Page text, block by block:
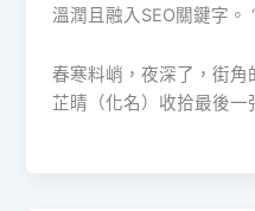
溫潤且融入SEO關鍵字。
春寒料峭，夜深了，街角
芷晴（化名）收拾最後